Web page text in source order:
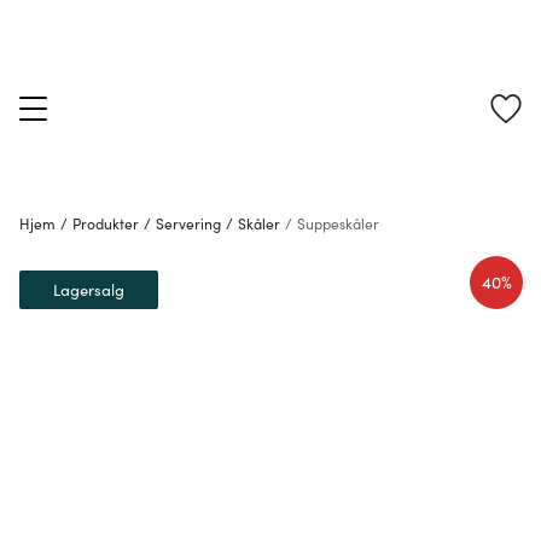
Hjem / Produkter / Servering / Skåler / Suppeskåler
40%
Lagersalg